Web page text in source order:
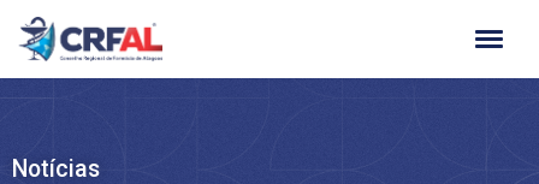
Ir
para
Notícias